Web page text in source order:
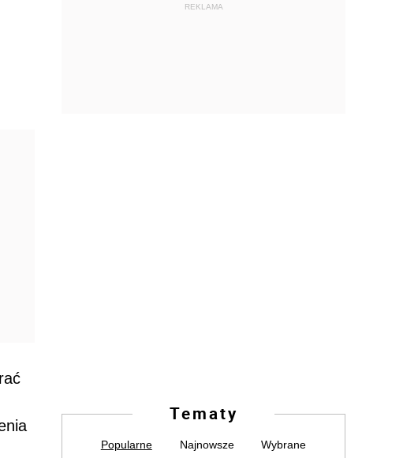
REKLAMA
Tematy
Popularne Najnowsze Wybrane